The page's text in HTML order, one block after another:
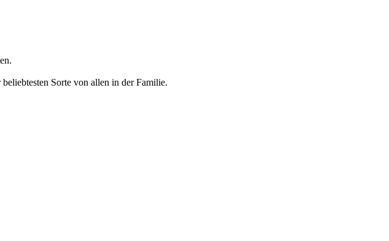
Sorte von allen in der Familie.